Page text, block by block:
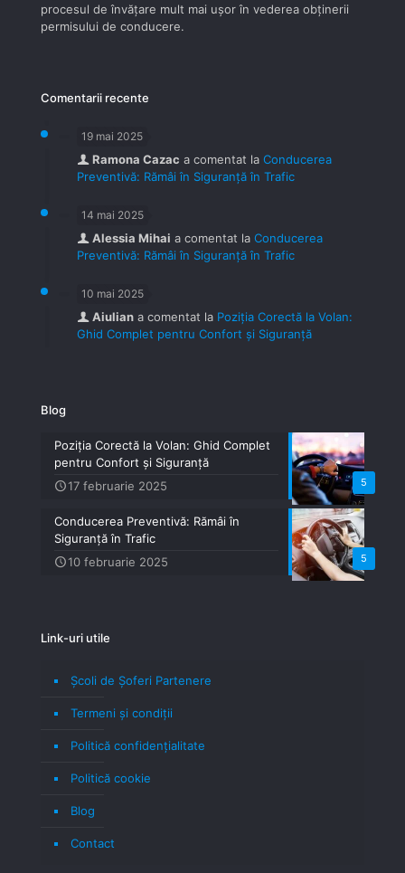
procesul de învăţare mult mai uşor în vederea obţinerii
permisului de conducere.
Comentarii recente
19 mai 2025
Ramona Cazac a comentat la Conducerea
Preventivă: Rămâi în Siguranță în Trafic
14 mai 2025
Alessia Mihai a comentat la Conducerea
Preventivă: Rămâi în Siguranță în Trafic
10 mai 2025
Aiulian a comentat la Poziția Corectă la Volan:
Ghid Complet pentru Confort și Siguranță
Blog
5
Poziția Corectă la Volan: Ghid Complet
pentru Confort și Siguranță
17 februarie 2025
5
Conducerea Preventivă: Rămâi în
Siguranță în Trafic
10 februarie 2025
Link-uri utile
Școli de Șoferi Partenere
Termeni şi condiţii
Politică confidenţialitate
Politică cookie
Blog
Contact